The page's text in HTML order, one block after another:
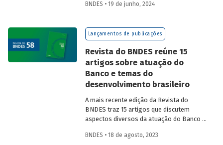
como aprendizados e possíveis soluções
na experiência das equipes do BNDES.
BNDES • 19 de junho, 2024
Lançamentos de publicações
Revista do BNDES reúne 15
artigos sobre atuação do
Banco e temas do
desenvolvimento brasileiro
A mais recente edição da Revista do
BNDES traz 15 artigos que discutem
aspectos diversos da atuação do Banco e
nacional.
BNDES • 18 de agosto, 2023